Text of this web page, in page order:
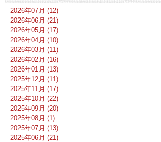
2026年07月 (12)
2026年06月 (21)
2026年05月 (17)
2026年04月 (10)
2026年03月 (11)
2026年02月 (16)
2026年01月 (13)
2025年12月 (11)
2025年11月 (17)
2025年10月 (22)
2025年09月 (20)
2025年08月 (1)
2025年07月 (13)
2025年06月 (21)